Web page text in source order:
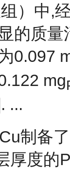
）中,
的质
0.097
mg
...
制备
厚度的